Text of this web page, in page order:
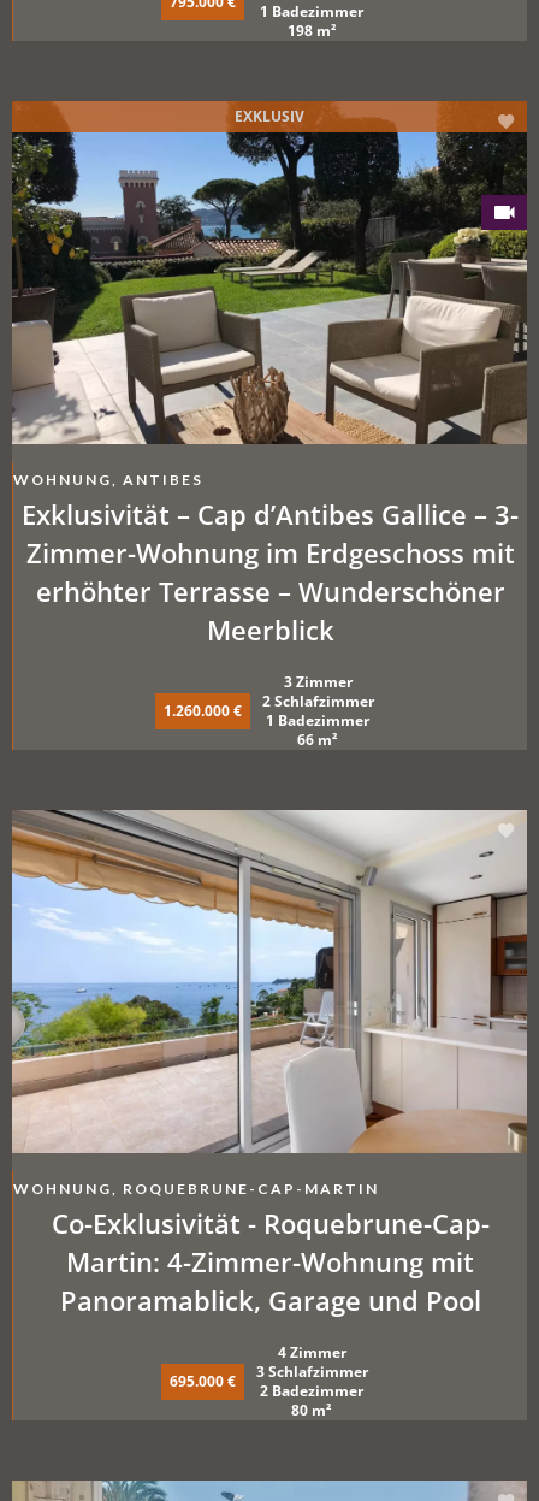
1 Badezimmer
198 m²
WOHNUNG, ANTIBES
Exklusivität – Cap d’Antibes Gallice – 3-
Zimmer-Wohnung im Erdgeschoss mit
erhöhter Terrasse – Wunderschöner
Meerblick
1.260.000 €
3 Zimmer
2 Schlafzimmer
1 Badezimmer
66 m²
EXKLUSIV
WOHNUNG, ROQUEBRUNE-CAP-MARTIN
Co-Exklusivität - Roquebrune-Cap-
Martin: 4-Zimmer-Wohnung mit
Panoramablick, Garage und Pool
695.000 €
4 Zimmer
3 Schlafzimmer
2 Badezimmer
80 m²